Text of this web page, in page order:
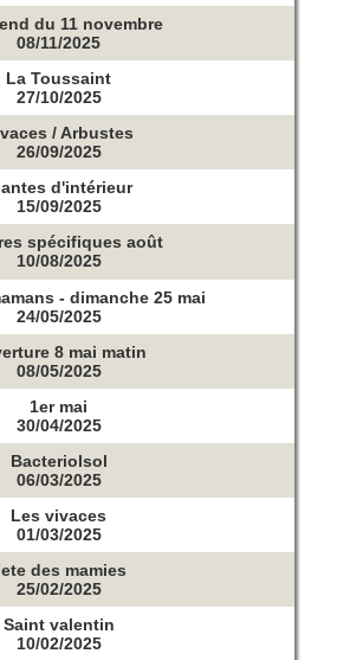
du 11 novembre
08/11/2025
La Toussaint
27/10/2025
/ Arbustes
26/09/2025
d'intérieur
15/09/2025
spécifiques août
10/08/2025
- dimanche 25 mai
24/05/2025
8 mai matin
08/05/2025
1er mai
30/04/2025
Bacteriolsol
06/03/2025
Les vivaces
01/03/2025
des mamies
25/02/2025
Saint valentin
10/02/2025